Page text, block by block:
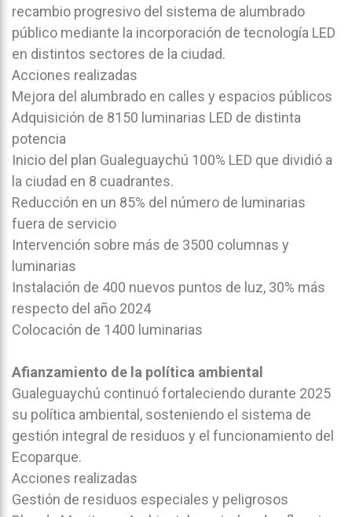
recambio progresivo del sistema de alumbrado
público mediante la incorporación de tecnología LED
en distintos sectores de la ciudad.
Acciones realizadas
Mejora del alumbrado en calles y espacios públicos
Adquisición de 8150 luminarias LED de distinta
potencia
Inicio del plan Gualeguaychú 100% LED que dividió a
la ciudad en 8 cuadrantes.
Reducción en un 85% del número de luminarias
fuera de servicio
Intervención sobre más de 3500 columnas y
luminarias
Instalación de 400 nuevos puntos de luz, 30% más
respecto del año 2024
Colocación de 1400 luminarias
Afianzamiento de la política ambiental
Gualeguaychú continuó fortaleciendo durante 2025
su política ambiental, sosteniendo el sistema de
gestión integral de residuos y el funcionamiento del
Ecoparque.
Acciones realizadas
Gestión de residuos especiales y peligrosos